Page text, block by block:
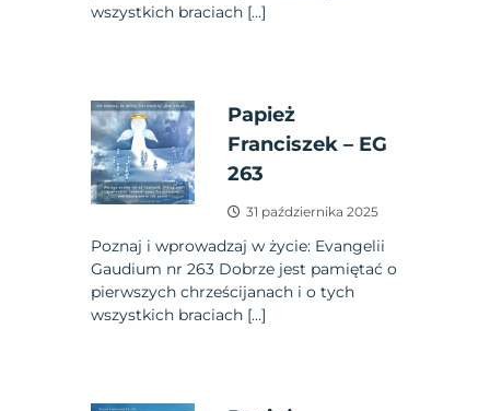
wszystkich braciach […]
Papież
Franciszek – EG
263
31 października 2025
Poznaj i wprowadzaj w życie: Evangelii
Gaudium nr 263 Dobrze jest pamiętać o
pierwszych chrześcijanach i o tych
wszystkich braciach […]